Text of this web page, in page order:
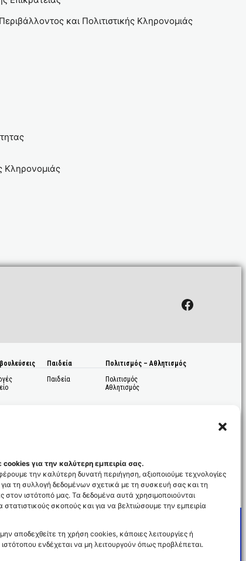
cookies για την καλύτερη εμπειρία σας.
την καλύτερη δυνατή περιήγηση, αξιοποιούμε τεχνολογίες
τη συλλογή δεδομένων σχετικά με τη συσκευή σας και τη
στον ιστότοπό μας. Τα δεδομένα αυτά χρησιμοποιούνται
στατιστικούς σκοπούς και για να βελτιώσουμε την εμπειρία
αποδεχθείτε τη χρήση cookies, κάποιες λειτουργίες ή
ενδέχεται να μη λειτουργούν όπως προβλέπεται.
και Πολιτιστικής Κληρονομιάς
Κληρονομιάς
Facebook
Παιδεία
Παιδεία
Πολιτισμός – Αθλητισμός
Πολιτισμός
Αθλητισμός